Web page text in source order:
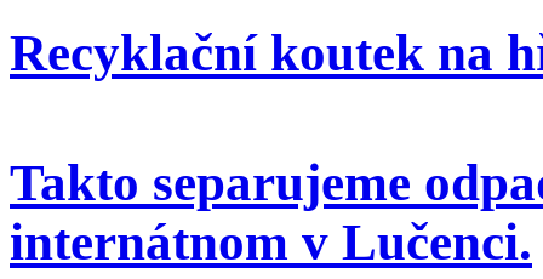
Recyklační koutek na
Takto separujeme
internátnom v Lučenci.